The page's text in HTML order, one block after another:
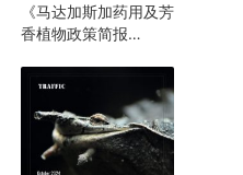
《马达加斯加药用及芳
香植物政策简报